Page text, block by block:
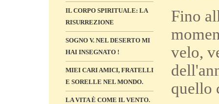
IL CORPO SPIRITUALE: LA
RISURREZIONE
SOGNO V. NEL DESERTO MI
HAI INSEGNATO !
MIEI CARI AMICI, FRATELLI
E SORELLE NEL MONDO.
LA VITA È COME IL VENTO.
Fino
velo,
quello